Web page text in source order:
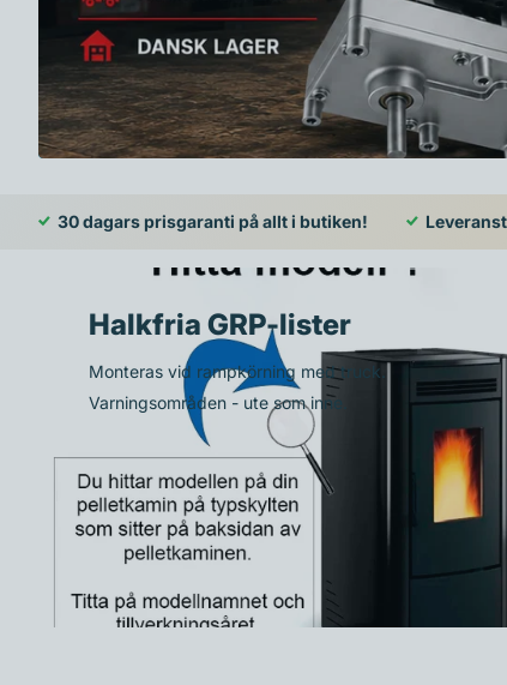
30 dagars prisgaranti på allt i butiken!
Halkfria GRP-lister
Monteras vid rampkörning med truck.
Varningsområden - ute som inne.